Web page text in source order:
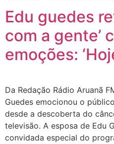
Edu guedes
com a gente’
emoções:
Da Redação Rádio Aruanã
Guedes emocionou o
desde a descoberta do
televisão. A esposa de Edu
convidada especial do